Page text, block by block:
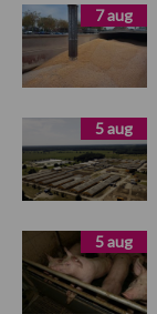
7 aug
5 aug
5 aug